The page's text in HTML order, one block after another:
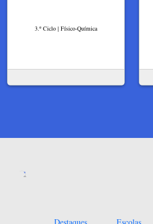
3.º Ciclo | Físico-Química
Destaques Escolas